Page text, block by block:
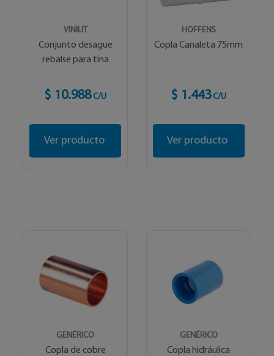
VINILIT
Conjunto desague
rebalse para tina
$ 10.988 C/U
Ver producto
HOFFENS
Copla Canaleta 75mm
$ 1.443 C/U
Ver producto
GENÉRICO
Copla de cobre
GENÉRICO
Copla hidráulica